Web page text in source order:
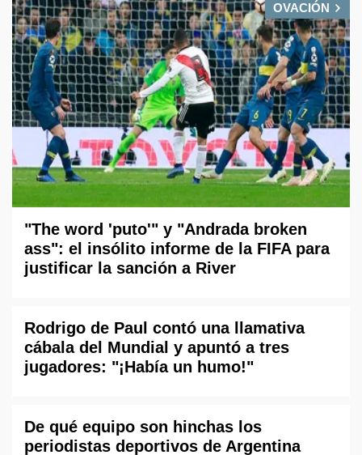
OVACIÓN
"The word 'puto'" y "Andrada broken
ass": el insólito informe de la FIFA para
justificar la sanción a River
Rodrigo de Paul contó una llamativa
cábala del Mundial y apuntó a tres
jugadores: "¡Había un humo!"
De qué equipo son hinchas los
periodistas deportivos de Argentina